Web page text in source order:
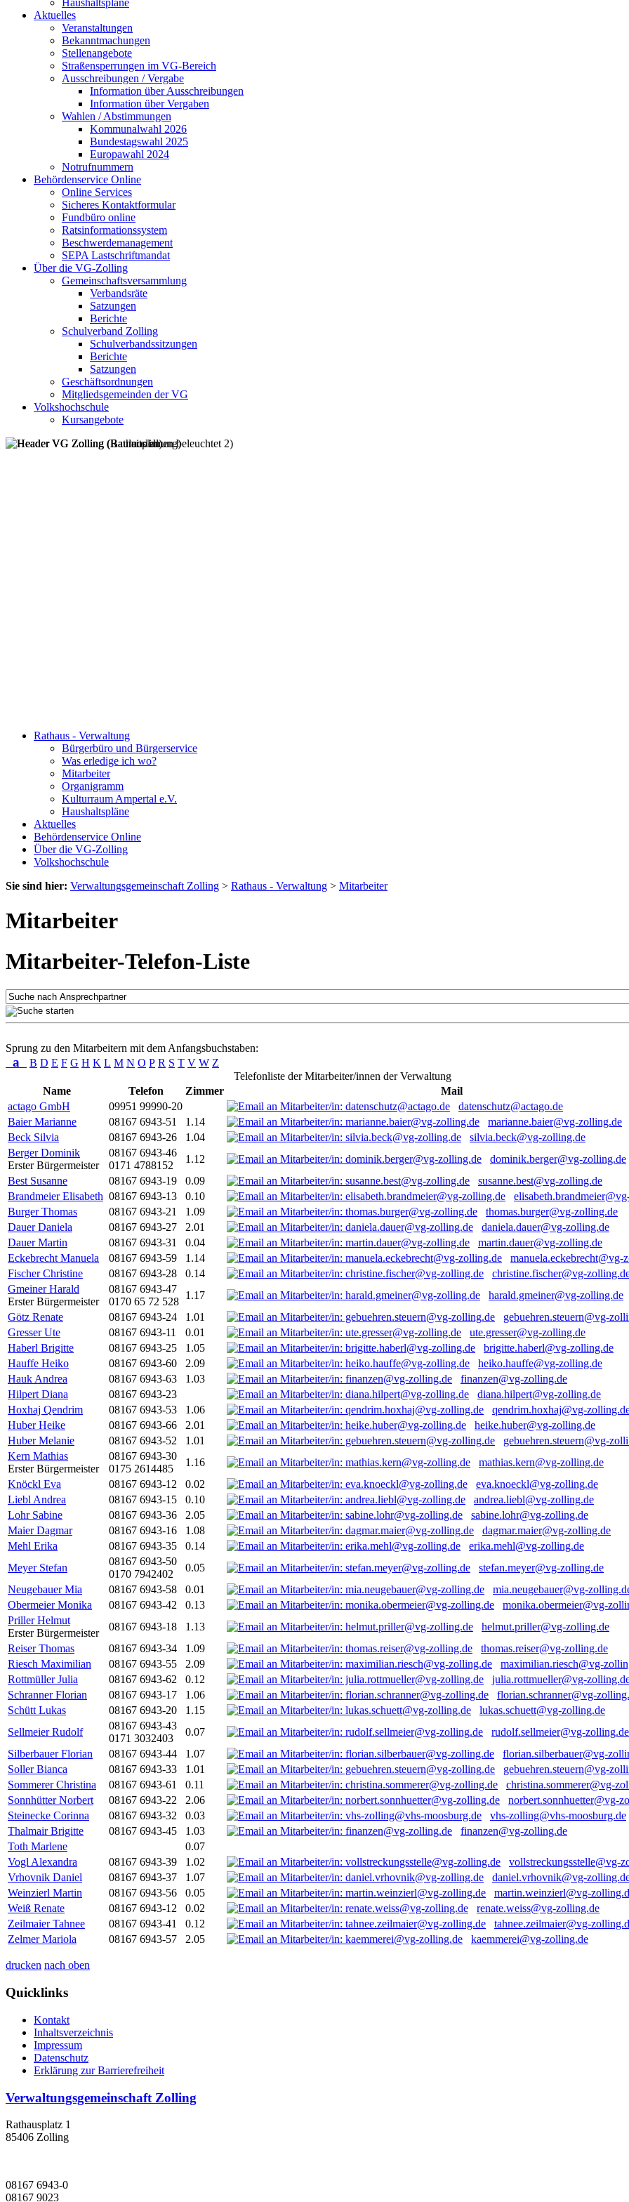
Haushaltspläne
Aktuelles
Veranstaltungen
Bekanntmachungen
Stellenangebote
Straßensperrungen im VG-Bereich
Ausschreibungen / Vergabe
Information über Ausschreibungen
Information über Vergaben
Wahlen / Abstimmungen
Kommunalwahl 2026
Bundestagswahl 2025
Europawahl 2024
Notrufnummern
Behördenservice Online
Online Services
Sicheres Kontaktformular
Fundbüro online
Ratsinformationssystem
Beschwerdemanagement
SEPA Lastschriftmandat
Über die VG-Zolling
Gemeinschaftsversammlung
Verbandsräte
Satzungen
Berichte
Schulverband Zolling
Schulverbandssitzungen
Berichte
Satzungen
Geschäftsordnungen
Mitgliedsgemeinden der VG
Volkshochschule
Kursangebote
Rathaus - Verwaltung
Bürgerbüro und Bürgerservice
Was erledige ich wo?
Mitarbeiter
Organigramm
Kulturraum Ampertal e.V.
Haushaltspläne
Aktuelles
Behördenservice Online
Über die VG-Zolling
Volkshochschule
Sie sind hier: Verwaltungsgemeinschaft Zolling > Rathaus - Verwaltung > Mitarbeiter
Mitarbeiter
Mitarbeiter-Telefon-Liste
Sprung zu den Mitarbeitern mit dem Anfangsbuchstaben:
a B D E F G H K L M N O P R S T V W Z
Telefonliste der Mitarbeiter/innen der Verwaltung
Name
Telefon Zimmer
Mail
actago GmbH
09951 99990-20
datenschutz@actago.de
Baier Marianne
08167 6943-51 1.14
marianne.baier@vg-zolling.de
Beck Silvia
08167 6943-26 1.04
silvia.beck@vg-zolling.de
Berger Dominik
Erster Bürgermeister
08167 6943-46
0171 4788152
1.12
dominik.berger@vg-zolling.de
Best Susanne
08167 6943-19 0.09
susanne.best@vg-zolling.de
Brandmeier Elisabeth 08167 6943-13 0.10
Burger Thomas
08167 6943-21 1.09
thomas.burger@vg-zolling.de
Dauer Daniela
08167 6943-27 2.01
daniela.dauer@vg-zolling.de
Dauer Martin
08167 6943-31 0.04
martin.dauer@vg-zolling.de
Eckebrecht Manuela
08167 6943-59 1.14
manuela.eckebrecht@vg-
Fischer Christine
08167 6943-28 0.14
christine.fischer@vg-
Gmeiner Harald
Erster Bürgermeister
08167 6943-47
0170 65 72 528
1.17
harald.gmeiner@vg-zolling.de
Götz Renate
08167 6943-24 1.01
gebuehren.steuern@vg-
Gresser Ute
08167 6943-11 0.01
ute.gresser@vg-zolling.de
Haberl Brigitte
08167 6943-25 1.05
brigitte.haberl@vg-zolling.de
Hauffe Heiko
08167 6943-60 2.09
heiko.hauffe@vg-zolling.de
Hauk Andrea
08167 6943-63 1.03
finanzen@vg-zolling.de
Hilpert Diana
08167 6943-23
diana.hilpert@vg-zolling.de
Hoxhaj Qendrim
08167 6943-53 1.06
qendrim.hoxhaj@vg-
Huber Heike
08167 6943-66 2.01
heike.huber@vg-zolling.de
Huber Melanie
08167 6943-52 1.01
gebuehren.steuern@vg-
Kern Mathias
Erster Bürgermeister
08167 6943-30
0175 2614485
1.16
mathias.kern@vg-zolling.de
Knöckl Eva
08167 6943-12 0.02
eva.knoeckl@vg-zolling.de
Liebl Andrea
08167 6943-15 0.10
andrea.liebl@vg-zolling.de
Lohr Sabine
08167 6943-36 2.05
sabine.lohr@vg-zolling.de
Maier Dagmar
08167 6943-16 1.08
dagmar.maier@vg-zolling.de
Mehl Erika
08167 6943-35 0.14
erika.mehl@vg-zolling.de
Meyer Stefan
08167 6943-50
0170 7942402
0.05
stefan.meyer@vg-zolling.de
Neugebauer Mia
08167 6943-58 0.01
mia.neugebauer@vg-
Obermeier Monika
08167 6943-42 0.13
monika.obermeier@vg-
Priller Helmut
Erster Bürgermeister
08167 6943-18 1.13
helmut.priller@vg-zolling.de
Reiser Thomas
08167 6943-34 1.09
thomas.reiser@vg-zolling.de
Riesch Maximilian
08167 6943-55 2.09
maximilian.riesch@vg-
Rottmüller Julia
08167 6943-62 0.12
julia.rottmueller@vg-
Schranner Florian
08167 6943-17 1.06
florian.schranner@vg-
Schütt Lukas
08167 6943-20 1.15
lukas.schuett@vg-zolling.de
Sellmeier Rudolf
08167 6943-43
0171 3032403
0.07
rudolf.sellmeier@vg-zolling.de
Silberbauer Florian
08167 6943-44 1.07
florian.silberbauer@vg-
Soller Bianca
08167 6943-33 1.01
gebuehren.steuern@vg-
Sommerer Christina
08167 6943-61 0.11
christina.sommerer@vg-
Sonnhütter Norbert
08167 6943-22 2.06
norbert.sonnhuetter@vg-
Steinecke Corinna
08167 6943-32 0.03
vhs-zolling@vhs-moosburg.de
Thalmair Brigitte
08167 6943-45 1.03
finanzen@vg-zolling.de
Toth Marlene
0.07
Vogl Alexandra
08167 6943-39 1.02
vollstreckungsstelle@vg-
Vrhovnik Daniel
08167 6943-37 1.07
daniel.vrhovnik@vg-
Weinzierl Martin
08167 6943-56 0.05
martin.weinzierl@vg-
Weiß Renate
08167 6943-12 0.02
renate.weiss@vg-zolling.de
Zeilmaier Tahnee
08167 6943-41 0.12
tahnee.zeilmaier@vg-
Zelmer Mariola
08167 6943-57 2.05 kaemmerei@vg-zolling.de
drucken nach oben
Quicklinks
Kontakt
Inhaltsverzeichnis
Impressum
Datenschutz
Erklärung zur Barrierefreiheit
Verwaltungsgemeinschaft Zolling
Rathausplatz 1
85406 Zolling
08167 6943-0
08167 9023